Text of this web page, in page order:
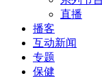
直播
播客
互动新闻
专题
保健